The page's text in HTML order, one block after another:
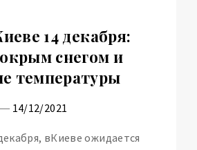
14 декабря:
снегом и
температуры
14/12/2021
вКиеве ожидается